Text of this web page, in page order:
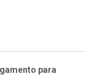
para